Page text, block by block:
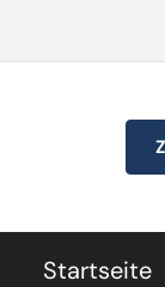
durchgeführt.
Startseite